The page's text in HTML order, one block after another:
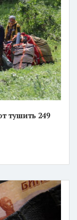
тушить 249